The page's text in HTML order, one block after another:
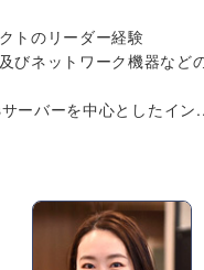
トのリーダー経験
びネットワーク機器など
ーバーを中心としたイン